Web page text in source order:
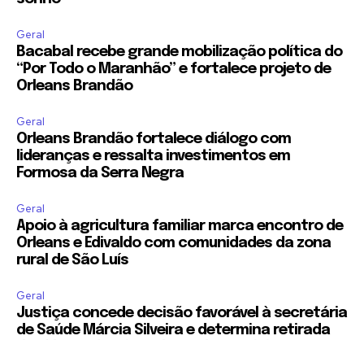
Geral
Bacabal recebe grande mobilização política do
“Por Todo o Maranhão” e fortalece projeto de
Orleans Brandão
Geral
Orleans Brandão fortalece diálogo com
lideranças e ressalta investimentos em
Formosa da Serra Negra
Geral
Apoio à agricultura familiar marca encontro de
Orleans e Edivaldo com comunidades da zona
rural de São Luís
Geral
Justiça concede decisão favorável à secretária
de Saúde Márcia Silveira e determina retirada